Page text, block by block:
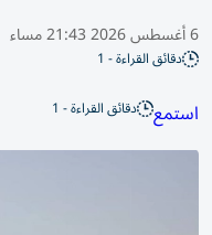
6 أغسطس 2026 21:43 مساء
دقائق القراءة - 1
استمع دقائق القراءة - 1